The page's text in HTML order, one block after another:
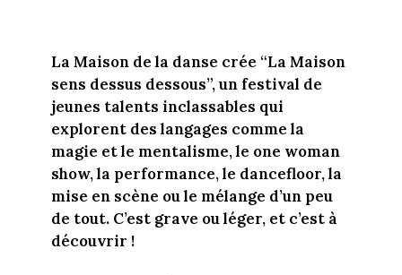
La Maison de la danse crée “La Maison
sens dessus dessous”, un festival de
jeunes talents inclassables qui
explorent des langages comme la
magie et le mentalisme, le one woman
show, la performance, le dancefloor, la
mise en scène ou le mélange d’un peu
de tout. C’est grave ou léger, et c’est à
découvrir !